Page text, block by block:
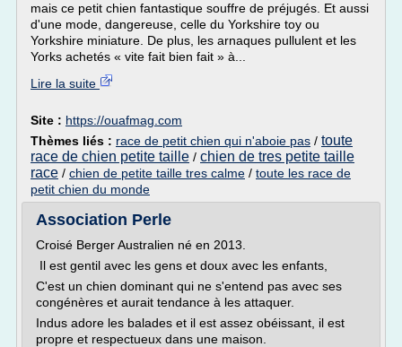
mais ce petit chien fantastique souffre de préjugés. Et aussi
d'une mode, dangereuse, celle du Yorkshire toy ou
Yorkshire miniature. De plus, les arnaques pullulent et les
Yorks achetés « vite fait bien fait » à...
Lire la suite
Site : https://ouafmag.com
Thèmes liés : race de petit chien qui n'aboie pas / toute
race de chien petite taille / chien de tres petite taille
race / chien de petite taille tres calme / toute les race de
petit chien du monde
Association Perle
Croisé Berger Australien né en 2013.
Il est gentil avec les gens et doux avec les enfants,
C'est un chien dominant qui ne s'entend pas avec ses
congénères et aurait tendance à les attaquer.
Indus adore les balades et il est assez obéissant, il est
propre et respectueux dans une maison.